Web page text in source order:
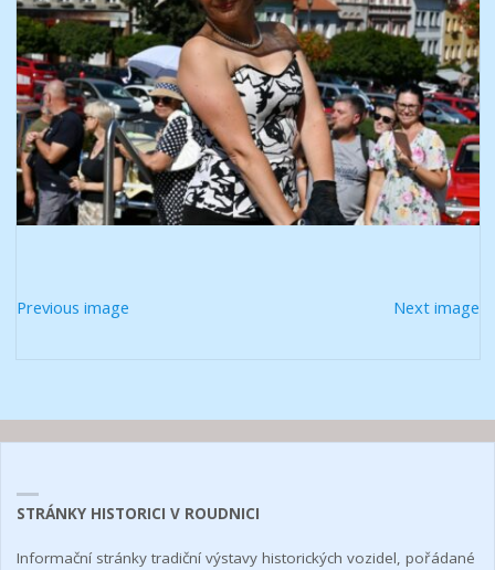
Previous image Next image
STRÁNKY HISTORICI V ROUDNICI
Informační stránky tradiční výstavy historických vozidel, pořádané